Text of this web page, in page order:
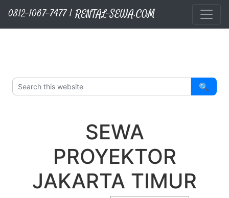
RENTAL-SEWA.COM
Layanan Kami
Sewa Sound System
Sewa TV Matador
Sewa Proyektor
Sewa Videotron
0812-1067-7477 | RENTAL-SEWA.COM
🔍
SEWA
PROYEKTOR
JAKARTA TIMUR